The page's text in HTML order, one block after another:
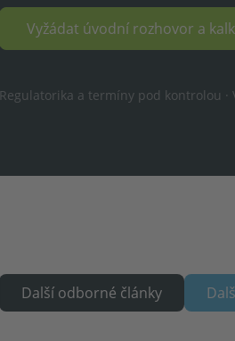
Vyžádat úvodní rozhovor a
Regulatorika a termíny pod kontrolou ·
Další odborné články